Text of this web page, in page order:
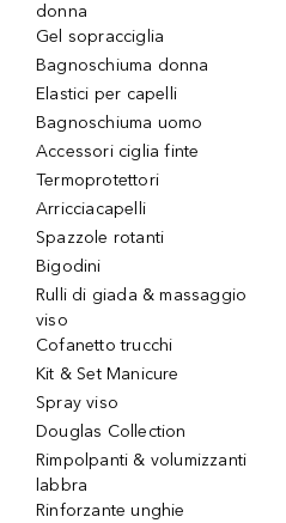
donna
Gel sopracciglia
Bagnoschiuma donna
Elastici per capelli
Bagnoschiuma uomo
Accessori ciglia finte
Termoprotettori
Arricciacapelli
Spazzole rotanti
Bigodini
Rulli di giada & massaggio
viso
Cofanetto trucchi
Kit & Set Manicure
Spray viso
Douglas Collection
Rimpolpanti & volumizzanti
labbra
Rinforzante unghie